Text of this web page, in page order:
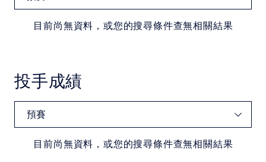
目前尚無資料，或您的搜尋條件查無相關結果
投手成績
目前尚無資料，或您的搜尋條件查無相關結果